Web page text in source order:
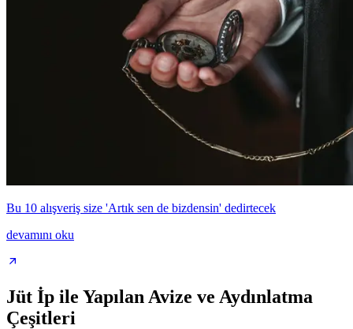
Bu 10 alışveriş size 'Artık sen de bizdensin' dedirtecek
devamını oku
Jüt İp ile Yapılan Avize ve Aydınlatma
Çeşitleri